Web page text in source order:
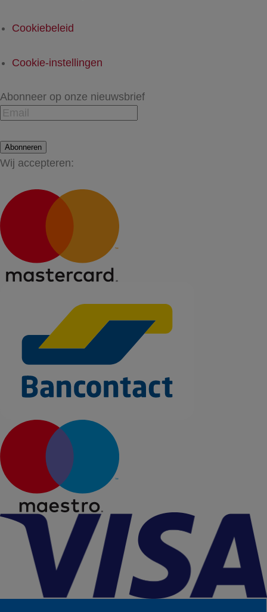
Cookiebeleid
Cookie-instellingen
Abonneer op onze nieuwsbrief
Abonneren
Wij accepteren: